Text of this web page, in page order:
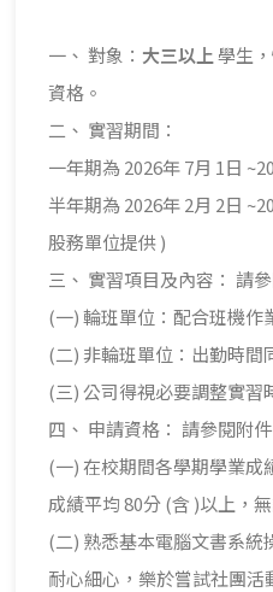
一、 對象： 大三以上學生
資格。
二、 實習期間：
一年期為 2026年 7月 1日
半年期為 2026年 2月 2日
股務單位提供 )
三、 實習項目及內容： 請
(一) 輪班單位：配合班機作
(二) 非輪班單位：出勤時間
(三) 公司得視必要調整實習
四、 申請資格： 請參閱附
(一) 在校期間各學期學業成
成績平均 80分 (含 )以上，
(二) 熟悉基本電腦文書系統
耐心細心，樂於嘗試社團